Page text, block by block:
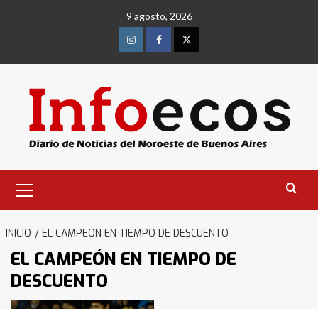
9 agosto, 2026
InstagramFacebookTwitter
primario
INICIO EL CAMPEÓN EN TIEMPO DE DESCUENTO
EL CAMPEÓN EN TIEMPO DE
DESCUENTO